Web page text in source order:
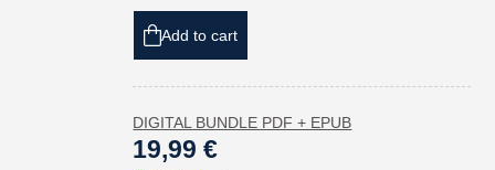
Add to cart
DIGITAL BUNDLE PDF + EPUB
19,99 €